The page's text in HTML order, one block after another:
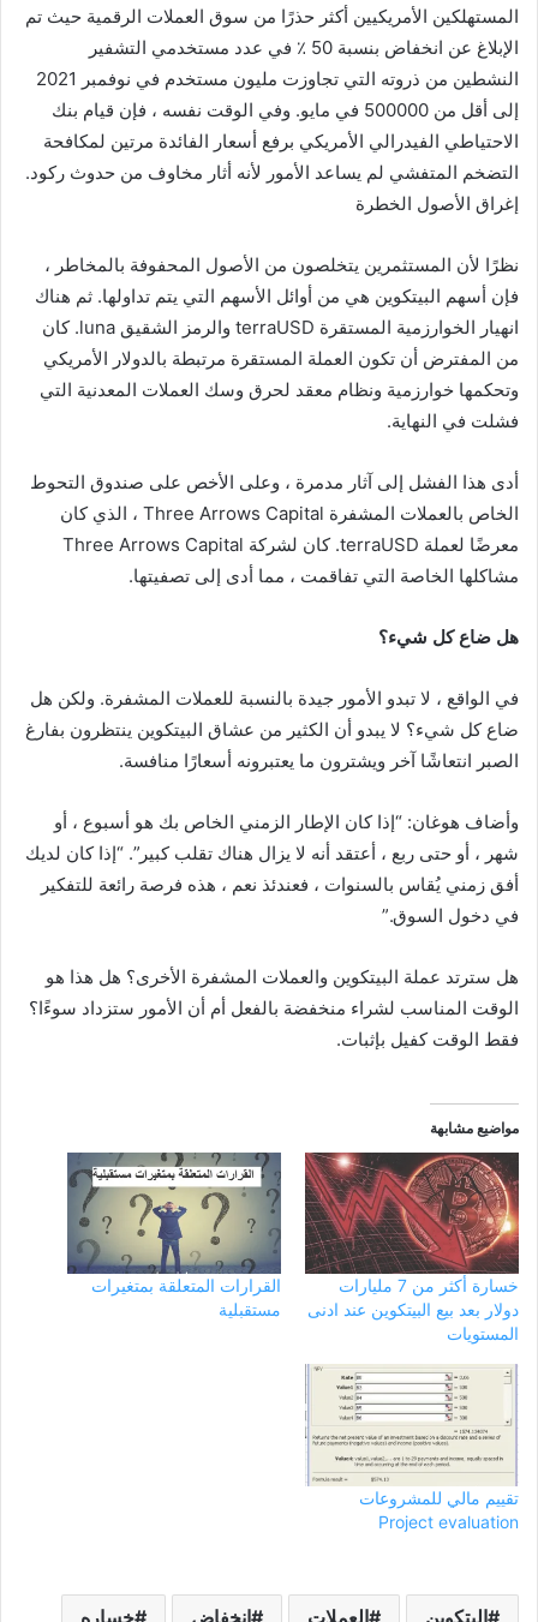
المستهلكين الأمريكيين أكثر حذرًا من سوق العملات الرقمية حيث تم
الإبلاغ عن انخفاض بنسبة 50 ٪ في عدد مستخدمي التشفير
النشطين من ذروته التي تجاوزت مليون مستخدم في نوفمبر 2021
إلى أقل من 500000 في مايو. وفي الوقت نفسه ، فإن قيام بنك
الاحتياطي الفيدرالي الأمريكي برفع أسعار الفائدة مرتين لمكافحة
التضخم المتفشي لم يساعد الأمور لأنه أثار مخاوف من حدوث ركود.
إغراق الأصول الخطرة
نظرًا لأن المستثمرين يتخلصون من الأصول المحفوفة بالمخاطر ،
فإن أسهم البيتكوين هي من أوائل الأسهم التي يتم تداولها. ثم هناك
انهيار الخوارزمية المستقرة terraUSD والرمز الشقيق luna. كان
من المفترض أن تكون العملة المستقرة مرتبطة بالدولار الأمريكي
وتحكمها خوارزمية ونظام معقد لحرق وسك العملات المعدنية التي
فشلت في النهاية.
أدى هذا الفشل إلى آثار مدمرة ، وعلى الأخص على صندوق التحوط
الخاص بالعملات المشفرة Three Arrows Capital ، الذي كان
معرضًا لعملة terraUSD. كان لشركة Three Arrows Capital
مشاكلها الخاصة التي تفاقمت ، مما أدى إلى تصفيتها.
هل ضاع كل شيء؟
في الواقع ، لا تبدو الأمور جيدة بالنسبة للعملات المشفرة. ولكن هل
ضاع كل شيء؟ لا يبدو أن الكثير من عشاق البيتكوين ينتظرون بفارغ
الصبر انتعاشًا آخر ويشترون ما يعتبرونه أسعارًا منافسة.
وأضاف هوغان: “إذا كان الإطار الزمني الخاص بك هو أسبوع ، أو
شهر ، أو حتى ربع ، أعتقد أنه لا يزال هناك تقلب كبير”. “إذا كان لديك
أفق زمني يُقاس بالسنوات ، فعندئذ نعم ، هذه فرصة رائعة للتفكير
في دخول السوق.”
هل سترتد عملة البيتكوين والعملات المشفرة الأخرى؟ هل هذا هو
الوقت المناسب لشراء منخفضة بالفعل أم أن الأمور ستزداد سوءًا؟
فقط الوقت كفيل بإثبات.
مواضيع مشابهة
خسارة أكثر من 7 مليارات
دولار بعد بيع البيتكوين عند ادنى
المستويات
القرارات المتعلقة بمتغيرات
مستقبلية
تقييم مالي للمشروعات
Project evaluation